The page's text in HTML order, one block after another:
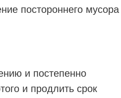
постороннего мусора
и постепенно
и продлить срок